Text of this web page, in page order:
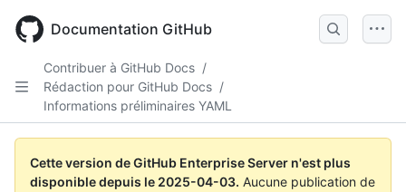
main
Documentation GitHub
Contribuer à GitHub Docs /
Rédaction pour GitHub Docs /
Informations préliminaires YAML
Cette version de GitHub Enterprise Server n'est plus
disponible depuis le 2025-04-03. Aucune publication de